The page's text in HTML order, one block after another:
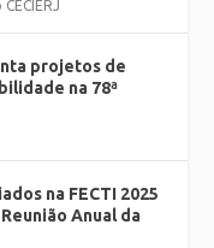
projetos de
na 78ª
na FECTI 2025
Anual da